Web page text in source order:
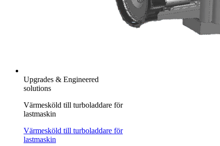
Upgrades & Engineered
solutions
Värmesköld till turboladdare för
lastmaskin
Värmesköld till turboladdare för
lastmaskin